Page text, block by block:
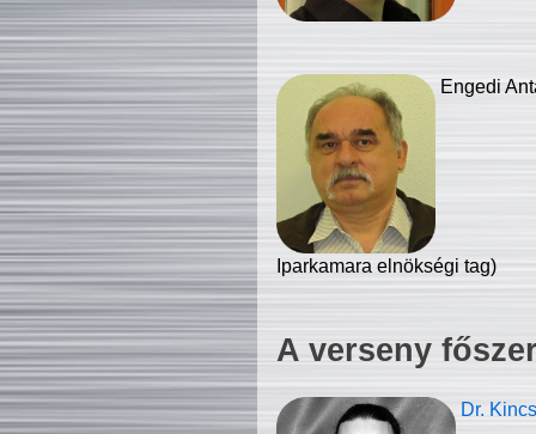
Engedi
Iparkamara elnökségi tag)
A verseny
Dr.